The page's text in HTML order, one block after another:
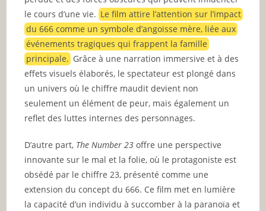
le cours d’une vie.Le film attire l’attention sur l’impact
du 666 comme un symbole d’angoisse mère, liée aux
événements tragiques qui frappent la famille
principale. Grâce à une narration immersive et à des
effets visuels élaborés, le spectateur est plongé dans
un univers où le chiffre maudit devient non
seulement un élément de peur, mais également un
reflet des luttes internes des personnages.
D’autre part, The Number 23 offre une perspective
innovante sur le mal et la folie, où le protagoniste est
obsédé par le chiffre 23, présenté comme une
extension du concept du 666. Ce film met en lumière
la capacité d’un individu à succomber à la paranoïa et